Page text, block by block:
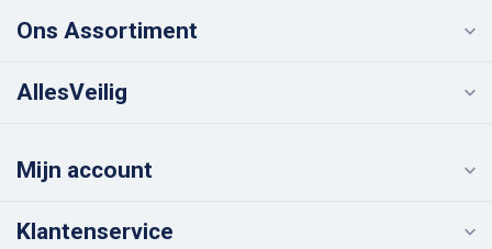
Ons Assortiment
AllesVeilig
Mijn account
Klantenservice